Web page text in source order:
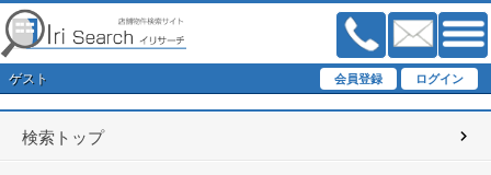
ゲスト
検索トップ